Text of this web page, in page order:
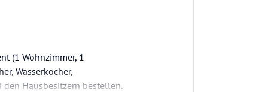
(1 Wohnzimmer, 1
Wasserkocher,
den Hausbesitzern bestellen.